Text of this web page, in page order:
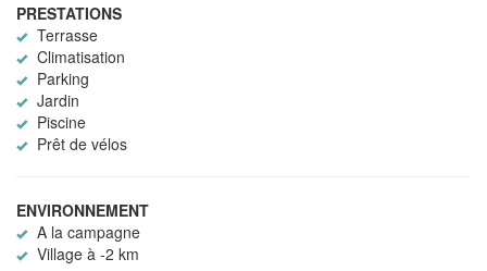
PRESTATIONS
Terrasse
Climatisation
Parking
Jardin
Piscine
Prêt de vélos
ENVIRONNEMENT
A la campagne
Village à -2 km